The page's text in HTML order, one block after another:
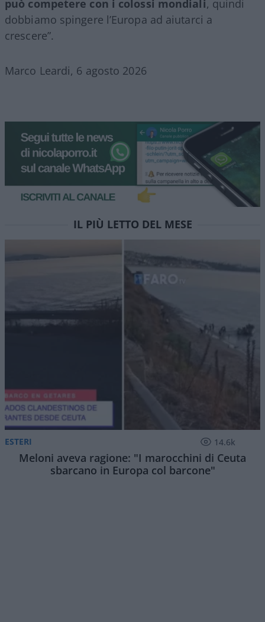
può competere con i colossi mondiali, quindi
dobbiamo spingere l’Europa ad aiutarci a
crescere”.
Marco Leardi, 6 agosto 2026
IL PIÙ LETTO DEL MESE
ESTERI 14.6k
Meloni aveva ragione: "I marocchini di Ceuta
sbarcano in Europa col barcone"